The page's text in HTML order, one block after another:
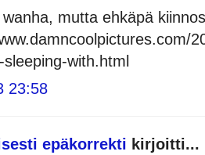
wanha, mutta ehkäpä
with.html
23:58
epäkorrekti kirjoitti...